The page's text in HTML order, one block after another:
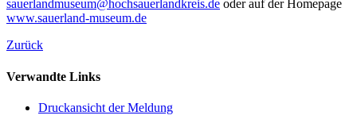
sauerlandmuseum@hochsauerlandkreis.de oder auf der Homepage
www.sauerland-museum.de
Zurück
Verwandte Links
Druckansicht der Meldung